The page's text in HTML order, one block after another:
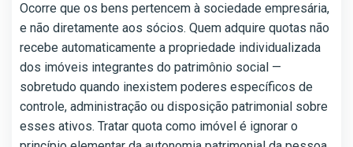
Ocorre que os bens pertencem à sociedade empresária,
e não diretamente aos sócios. Quem adquire quotas não
recebe automaticamente a propriedade individualizada
dos imóveis integrantes do patrimônio social —
sobretudo quando inexistem poderes específicos de
controle, administração ou disposição patrimonial sobre
esses ativos. Tratar quota como imóvel é ignorar o